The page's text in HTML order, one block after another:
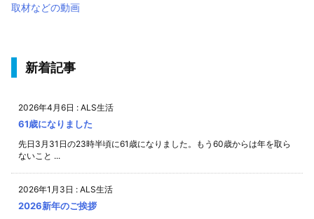
取材などの動画
新着記事
2026年4月6日 : ALS生活
61歳になりました
先日3月31日の23時半頃に61歳になりました。もう60歳からは年を取ら
ないこと ...
2026年1月3日 : ALS生活
2026新年のご挨拶